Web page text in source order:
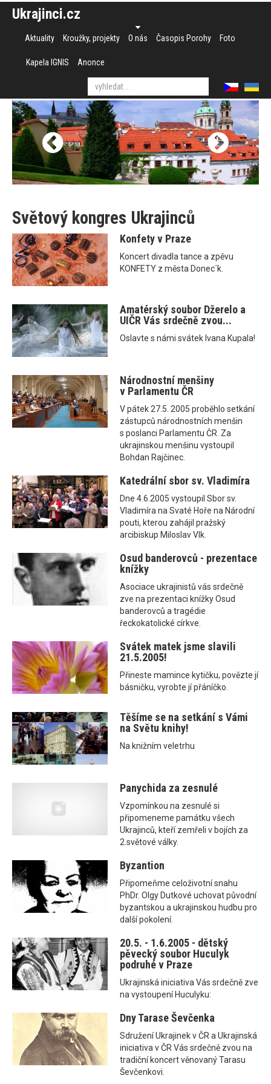
Ukrajinci.cz
Aktuality Kroužky, projekty O nás Časopis Porohy Foto
Kapela IGNIS Anonce
Světový kongres Ukrajinců
Konfety v Praze
Koncert divadla tance a zpěvu
KONFETY z města Donec´k.
Amatérský soubor Džerelo a
UIČR Vás srdečně zvou...
Oslavte s námi svátek Ivana Kupala!
Národnostní menšiny
v Parlamentu ČR
V pátek 27.5. 2005 proběhlo setkání
zástupců národnostních menšin
s poslanci Parlamentu ČR. Za
ukrajinskou menšinu vystoupil
Bohdan Rajčinec.
Katedrální sbor sv. Vladimíra
Dne 4.6.2005 vystoupil Sbor sv.
Vladimíra na Svaté Hoře na Národní
pouti, kterou zahájil pražský
arcibiskup Miloslav Vlk.
Osud banderovců - prezentace
knížky
Asociace ukrajinistů vás srdečně
zve na prezentaci knížky Osud
banderovců a tragédie
řeckokatolické církve.
Svátek matek jsme slavili
21.5.2005!
Přineste mamince kytičku, povězte jí
básničku, vyrobte jí přáníčko.
Těšíme se na setkání s Vámi
na Světu knihy!
Na knižním veletrhu
Panychida za zesnulé
Vzpomínkou na zesnulé si
připomeneme památku všech
Ukrajinců, kteří zemřeli v bojích za
2.světové války.
Byzantion
Připomeňme celoživotní snahu
PhDr. Olgy Dutkové uchovat původní
byzantskou a ukrajinskou hudbu pro
další pokolení.
20.5. - 1.6.2005 - dětský
pěvecký soubor Huculyk
podruhé v Praze
Ukrajinská iniciativa Vás srdečně zve
na vystoupení Huculyku:
Dny Tarase Ševčenka
Sdružení Ukrajinek v ČR a Ukrajinská
iniciativa v ČR Vás srdečně zvou na
tradiční koncert věnovaný Tarasu
Ševčenkovi.